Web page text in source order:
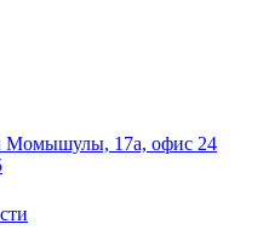
Момышулы, 17а, офис 24